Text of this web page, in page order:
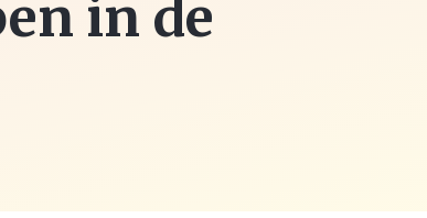
in de